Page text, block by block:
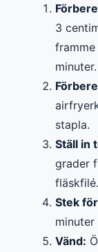
3
minuter.
stapla.
Ställ in
grader
fläskfilé.
Stek
Vänd: